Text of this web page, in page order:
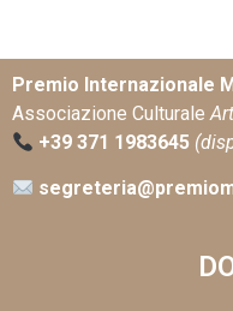
Premio Internazionale
Associazione Culturale
+39 371 1983645